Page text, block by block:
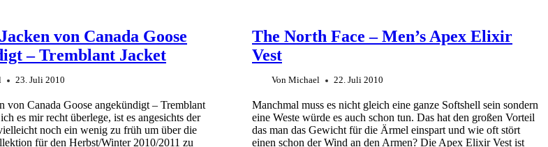
–
DIE
von Canada Goose
– Tremblant Jacket
23. Juli 2010
von Canada Goose angekündigt – Tremblant
es mir recht überlege, ist es angesichts der
noch ein wenig zu früh um über die
für den Herbst/Winter 2010/2011 zu
The North Face – Men’s Apex Elixir
Vest
Von Michael 22. Juli 2010
Manchmal muss es nicht gleich eine ganze Softshell sein sondern
eine Weste würde es auch schon tun. Das hat den großen Vorteil
das man das Gewicht für die Ärmel einspart und wie oft stört
einen schon der Wind an den Armen? Die Apex Elixir Vest ist